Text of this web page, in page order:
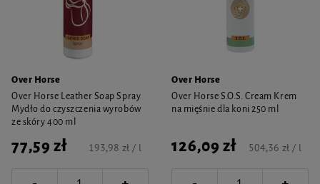
Over Horse
Over Horse Leather Soap Spray
Mydło do czyszczenia wyrobów
ze skóry 400 ml
77,59 zł 193,98 zł / l
Over Horse
Over Horse S.O.S. Cream Krem
na mięśnie dla koni 250 ml
126,09 zł 504,36 zł / l